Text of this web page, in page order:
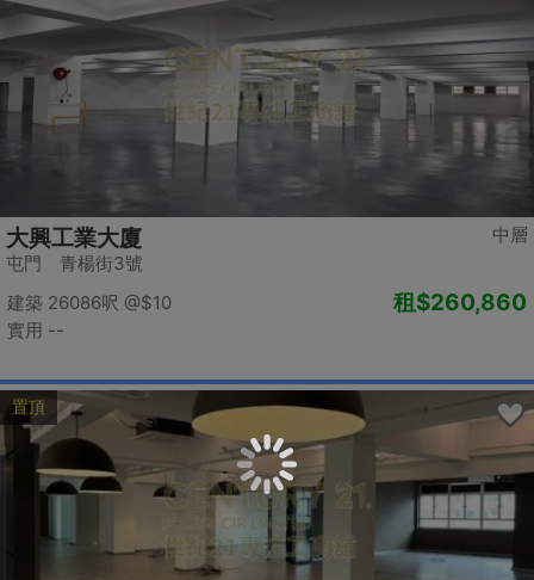
中層
大興工業大廈
屯門 青楊街3號
建築 26086呎 @$10
實用 --
租$260,860
置頂